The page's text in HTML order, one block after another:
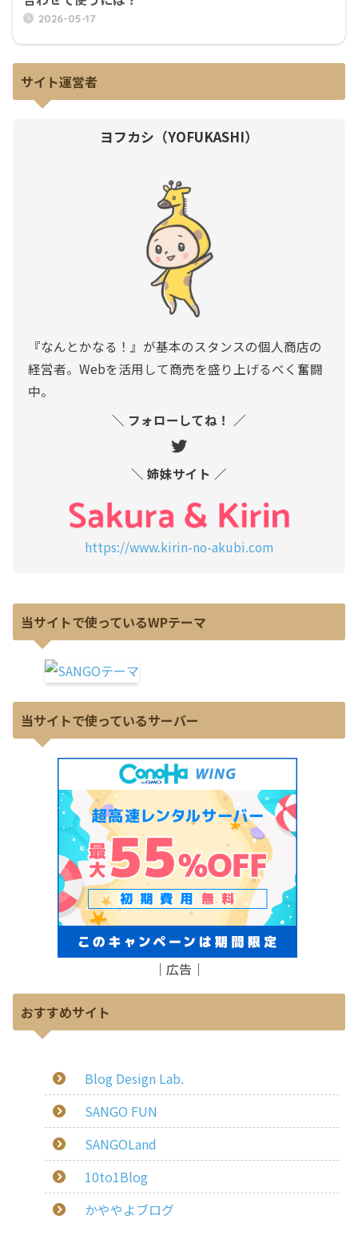
2026-05-17
サイト運営者
ヨフカシ（YOFUKASHI）
『なんとかなる！』が基本のスタンスの個人商店の
経営者。Webを活用して商売を盛り上げるべく奮闘
中。
＼ フォローしてね！ ／
＼ 姉妹サイト ／
https://www.kirin-no-akubi.com
当サイトで使っているWPテーマ
当サイトで使っているサーバー
｜広告｜
おすすめサイト
Blog Design Lab.
SANGO FUN
SANGOLand
10to1Blog
かややよブログ